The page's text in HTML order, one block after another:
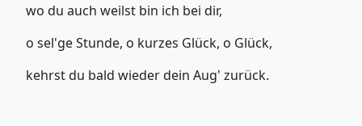
wo du auch weilst bin ich bei dir,
o sel'ge Stunde, o kurzes Glück, o Glück,
kehrst du bald wieder dein Aug' zurück.